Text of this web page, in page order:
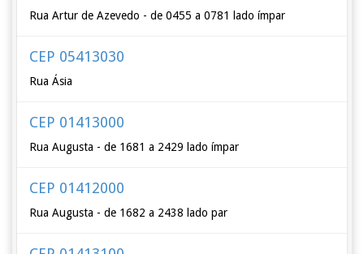
Rua Artur de Azevedo - de 0455 a 0781 lado ímpar
CEP 05413030
Rua Ásia
CEP 01413000
Rua Augusta - de 1681 a 2429 lado ímpar
CEP 01412000
Rua Augusta - de 1682 a 2438 lado par